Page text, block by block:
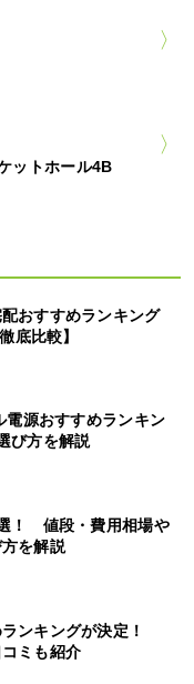
ットホール4B
おすすめランキング
底比較】
電源おすすめランキン
び方を解説
！ 値段・費用相場や
を解説
ンキングが決定！
ミも紹介